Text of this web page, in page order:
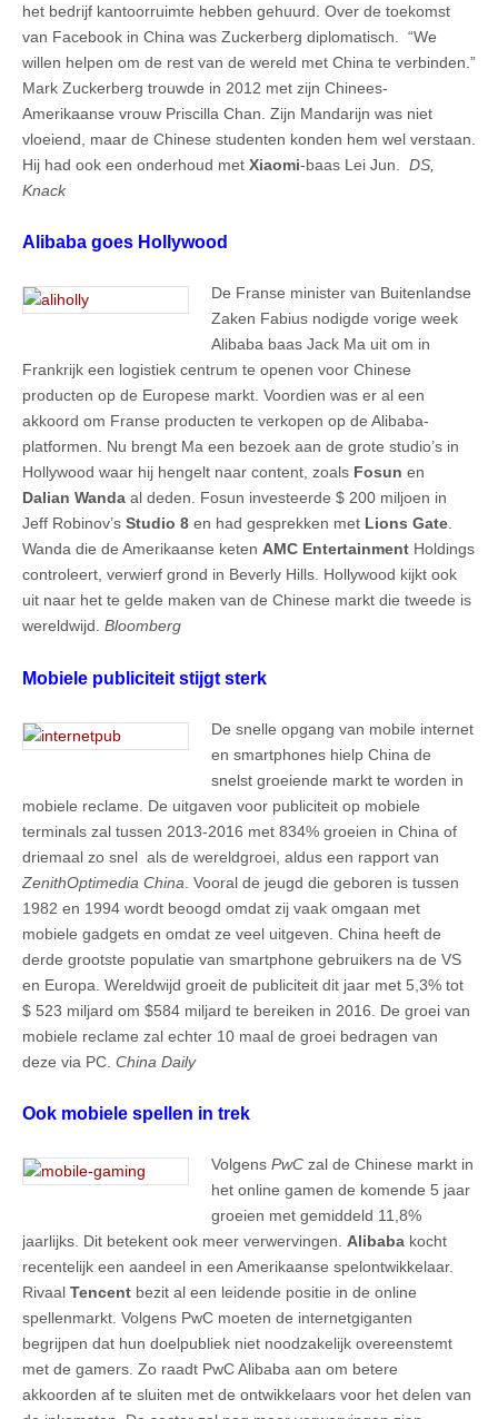
het bedrijf kantoorruimte hebben gehuurd. Over de toekomst
van Facebook in China was Zuckerberg diplomatisch. “We
willen helpen om de rest van de wereld met China te verbinden.”
Mark Zuckerberg trouwde in 2012 met zijn Chinees-
Amerikaanse vrouw Priscilla Chan. Zijn Mandarijn was niet
vloeiend, maar de Chinese studenten konden hem wel verstaan.
Hij had ook een onderhoud met Xiaomi-baas Lei Jun. DS,
Knack
Alibaba goes Hollywood
De Franse minister van Buitenlandse
Zaken Fabius nodigde vorige week
Alibaba baas Jack Ma uit om in
Frankrijk een logistiek centrum te openen voor Chinese
producten op de Europese markt. Voordien was er al een
akkoord om Franse producten te verkopen op de Alibaba-
platformen. Nu brengt Ma een bezoek aan de grote studio’s in
Hollywood waar hij hengelt naar content, zoals Fosun en
Dalian Wanda al deden. Fosun investeerde $ 200 miljoen in
Jeff Robinov’s Studio 8 en had gesprekken met Lions Gate.
Wanda die de Amerikaanse keten AMC Entertainment Holdings
controleert, verwierf grond in Beverly Hills. Hollywood kijkt ook
uit naar het te gelde maken van de Chinese markt die tweede is
wereldwijd. Bloomberg
Mobiele publiciteit stijgt sterk
De snelle opgang van mobile internet
en smartphones hielp China de
snelst groeiende markt te worden in
mobiele reclame. De uitgaven voor publiciteit op mobiele
terminals zal tussen 2013-2016 met 834% groeien in China of
driemaal zo snel als de wereldgroei, aldus een rapport van
ZenithOptimedia China . Vooral de jeugd die geboren is tussen
1982 en 1994 wordt beoogd omdat zij vaak omgaan met
mobiele gadgets en omdat ze veel uitgeven. China heeft de
derde grootste populatie van smartphone gebruikers na de VS
en Europa. Wereldwijd groeit de publiciteit dit jaar met 5,3% tot
$ 523 miljard om $584 miljard te bereiken in 2016. De groei van
mobiele reclame zal echter 10 maal de groei bedragen van
deze via PC. China Daily
Ook mobiele spellen in trek
Volgens PwC zal de Chinese markt in
het online gamen de komende 5 jaar
groeien met gemiddeld 11,8%
jaarlijks. Dit betekent ook meer verwervingen. Alibaba kocht
recentelijk een aandeel in een Amerikaanse spelontwikkelaar.
Rivaal Tencent bezit al een leidende positie in de online
spellenmarkt. Volgens PwC moeten de internetgiganten
begrijpen dat hun doelpubliek niet noodzakelijk overeenstemt
met de gamers. Zo raadt PwC Alibaba aan om betere
akkoorden af te sluiten met de ontwikkelaars voor het delen van